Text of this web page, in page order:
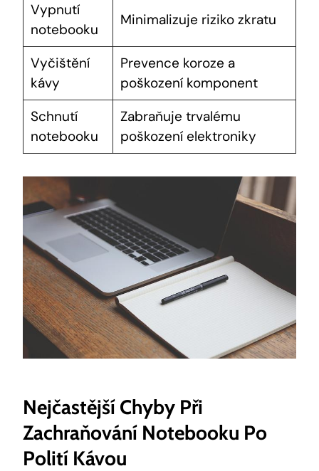
Vypnutí
notebooku
Minimalizuje riziko zkratu
Vyčištění
kávy
Prevence koroze a
poškození komponent
Schnutí
notebooku
Zabraňuje trvalému
poškození elektroniky
Nejčastější Chyby Při
Zachraňování Notebooku Po
Polití Kávou